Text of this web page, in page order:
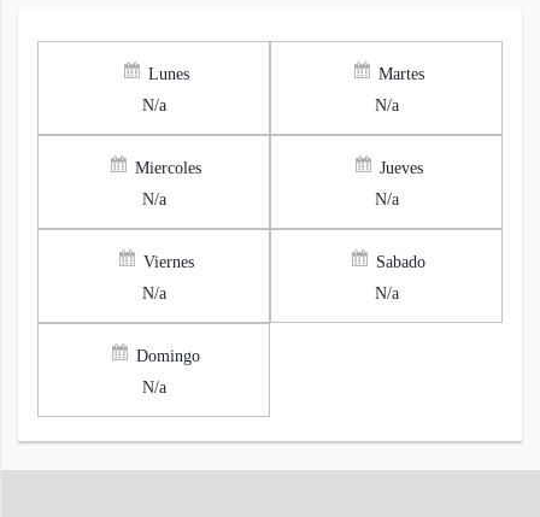
Lunes
N/a
Martes
N/a
Miercoles
N/a
Jueves
N/a
Viernes
N/a
Sabado
N/a
Domingo
N/a